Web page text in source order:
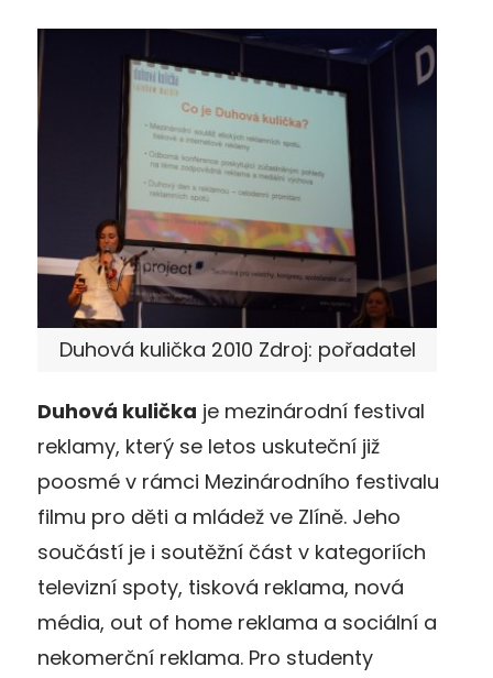
Duhová kulička 2010 Zdroj: pořadatel
Duhová kulička je mezinárodní festival
reklamy, který se letos uskuteční již
poosmé v rámci Mezinárodního festivalu
filmu pro děti a mládež ve Zlíně. Jeho
součástí je i soutěžní část v kategoriích
televizní spoty, tisková reklama, nová
média, out of home reklama a sociální a
nekomerční reklama. Pro studenty